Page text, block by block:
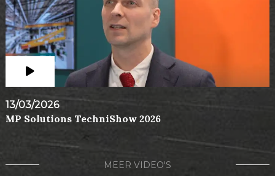
13/03/2026
MP Solutions TechniShow 2026
MEER VIDEO'S